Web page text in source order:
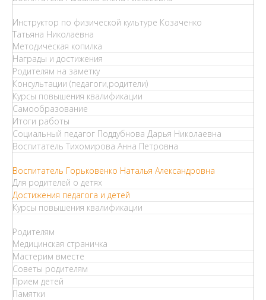
Инструктор по физической культуре Козаченко
Татьяна Николаевна
Методическая копилка
Награды и достижения
Родителям на заметку
Консультации (педагоги,родители)
Курсы повышения квалификации
Самообразование
Итоги работы
Социальный педагог Поддубнова Дарья Николаевна
Воспитатель Тихомирова Анна Петровна
Воспитатель Горьковенко Наталья Александровна
Для родителей о детях
Достижения педагога и детей
Курсы повышения квалификации
Родителям
Медицинская страничка
Мастерим вместе
Советы родителям
Прием детей
Памятки